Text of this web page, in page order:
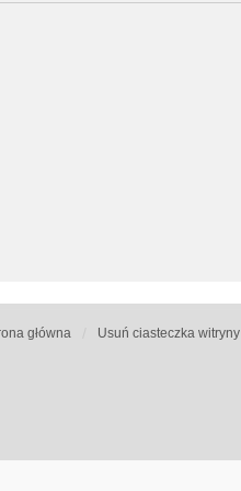
główna Usuń ciasteczka witryny